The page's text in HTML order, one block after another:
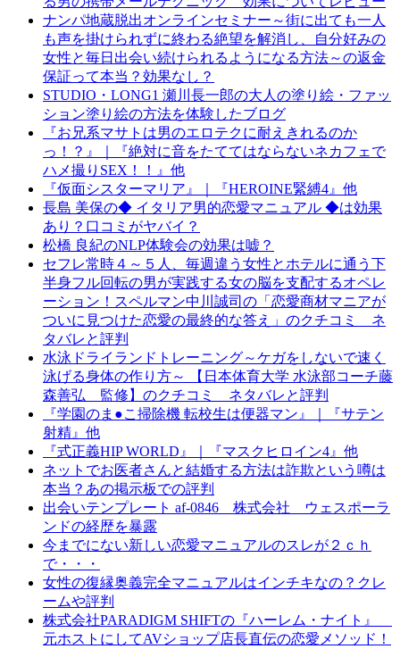
ナンパ地蔵脱出オンラインセミナー～街に出ても一人
も声を掛けられずに終わる絶望を解消し、自分好みの
女性と毎日出会い続けられるようになる方法～の返金
保証って本当？効果なし？
STUDIO・LONG1 瀬川長一郎の大人の塗り絵・ファッ
ション塗り絵の方法を体験したブログ
『お兄系マサトは男のエロテクに耐えきれるのか
っ！？』｜『絶対に音をたててはならないネカフェで
ハメ撮りSEX！！』他
『仮面シスターマリア』｜『HEROINE緊縛4』他
長島 美保の◆ イタリア男的恋愛マニュアル ◆は効果
あり？口コミがヤバイ？
松橋 良紀のNLP体験会の効果は嘘？
セフレ常時４～５人、毎週違う女性とホテルに通う下
半身フル回転の男が実践する女の脳を支配するオペレ
ーション！スペルマン中川誠司の「恋愛商材マニアが
ついに見つけた恋愛の最終的な答え」のクチコミ ネ
タバレと評判
水泳ドライランドトレーニング～ケガをしないで速く
泳げる身体の作り方～ 【日本体育大学 水泳部コーチ藤
森善弘 監修】のクチコミ ネタバレと評判
『学園のま●こ掃除機 転校生は便器マン』｜『サテン
射精』他
『式正義HIP WORLD』｜『マスクヒロイン4』他
ネットでお医者さんと結婚する方法は詐欺という噂は
本当？あの掲示板での評判
出会いテンプレート af-0846 株式会社 ウェスポーラ
ンドの経歴を暴露
今までにない新しい恋愛マニュアルのスレが２ｃｈ
で・・・
女性の復縁奥義完全マニュアルはインチキなの？クレ
ームや評判
株式会社PARADIGM SHIFTの『ハーレム・ナイト』
元ホストにしてAVショップ店長直伝の恋愛メソッド！